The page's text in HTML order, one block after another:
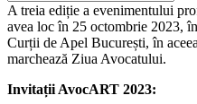
A treia ediție a evenimentului
avea loc în 25 octombrie 2023,
Curții de Apel București, în
marchează Ziua Avocatului.
Invitații AvocART 2023: